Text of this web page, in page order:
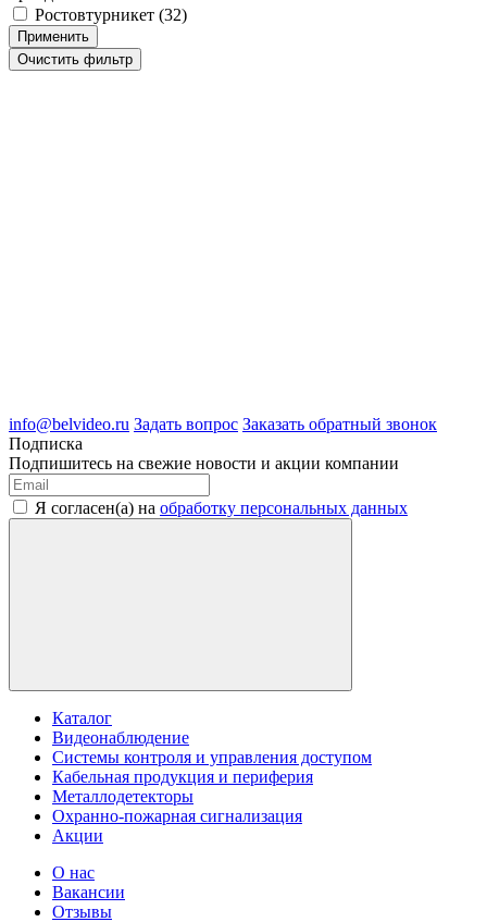
Ростовтурникет (32)
info@belvideo.ru Задать вопрос Заказать обратный звонок
Подписка
Подпишитесь на свежие новости и акции компании
Я согласен(а) на обработку персональных данных
Каталог
Видеонаблюдение
Системы контроля и управления доступом
Кабельная продукция и периферия
Металлодетекторы
Охранно-пожарная сигнализация
Акции
О нас
Вакансии
Отзывы